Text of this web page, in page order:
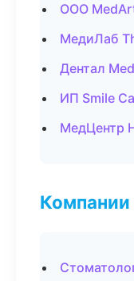
ООО
МедиЛаб
Дентал
ИП Smile
МедЦентр